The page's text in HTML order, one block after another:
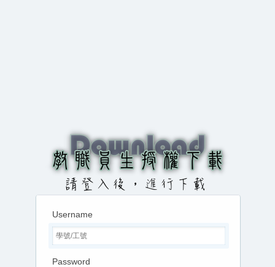
Username
Password